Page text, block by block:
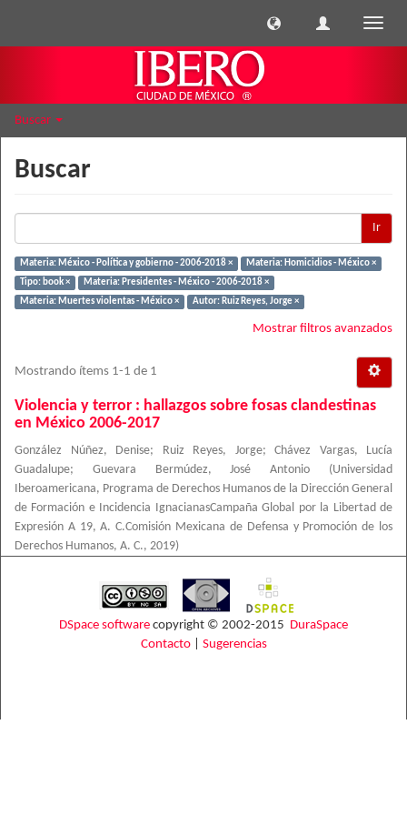
Buscar
Buscar
Ir
Materia: México - Política y gobierno - 2006-2018 ×
Materia: Homicidios - México ×
Tipo: book ×
Materia: Presidentes - México - 2006-2018 ×
Materia: Muertes violentas - México ×
Autor: Ruiz Reyes, Jorge ×
Mostrar filtros avanzados
Mostrando ítems 1-1 de 1
Violencia y terror : hallazgos sobre fosas clandestinas
en México 2006-2017
González Núñez, Denise; Ruiz Reyes, Jorge; Chávez Vargas, Lucía
Guadalupe; Guevara Bermúdez, José Antonio (Universidad
Iberoamericana, Programa de Derechos Humanos de la Dirección General
de Formación e Incidencia IgnacianasCampaña Global por la Libertad de
Expresión A 19, A. C.Comisión Mexicana de Defensa y Promoción de los
Derechos Humanos, A. C., 2019)
DSpace software copyright © 2002-2015 DuraSpace
Contacto| Sugerencias